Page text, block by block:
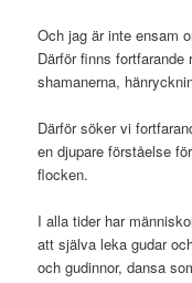
Och jag är inte ensam
Därför finns fortfarande
shamanerna,
Därför söker vi
en djupare förståelse
flocken.
I alla tider har
att själva leka gudar
och gudinnor, dansa